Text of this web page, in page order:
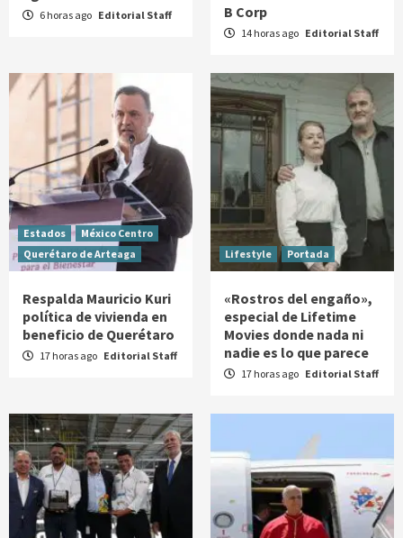
6 horas ago Editorial Staff
B Corp
14 horas ago Editorial Staff
Estados
México Centro
Querétaro de Arteaga
Respalda Mauricio Kuri
política de vivienda en
beneficio de Querétaro
17 horas ago Editorial Staff
Lifestyle Portada
«Rostros del engaño»,
especial de Lifetime
Movies donde nada ni
nadie es lo que parece
17 horas ago Editorial Staff